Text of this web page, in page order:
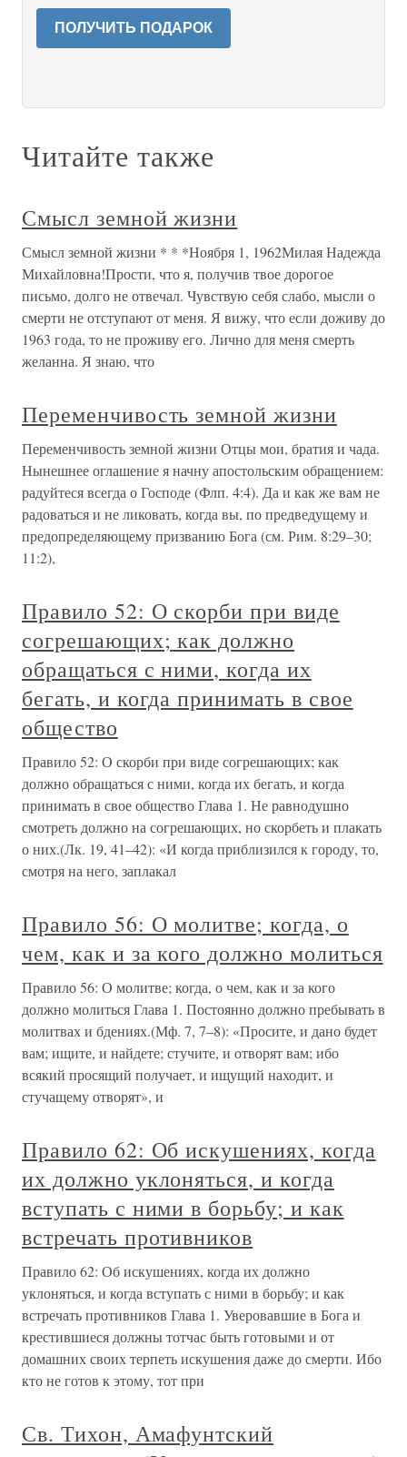
ПОЛУЧИТЬ ПОДАРОК
Читайте также
Смысл земной жизни
Смысл земной жизни * * *Ноября 1, 1962Милая Надежда
Михайловна!Прости, что я, получив твое дорогое
письмо, долго не отвечал. Чувствую себя слабо, мысли о
смерти не отступают от меня. Я вижу, что если доживу до
1963 года, то не проживу его. Лично для меня смерть
желанна. Я знаю, что
Переменчивость земной жизни
Переменчивость земной жизни Отцы мои, братия и чада.
Нынешнее оглашение я начну апостольским обращением:
радуйтеся всегда о Господе (Флп. 4:4). Да и как же вам не
радоваться и не ликовать, когда вы, по предведущему и
предопределяющему призванию Бога (см. Рим. 8:29–30;
11:2),
Правило 52: О скорби при виде
согрешающих; как должно
обращаться с ними, когда их
бегать, и когда принимать в свое
общество
Правило 52: О скорби при виде согрешающих; как
должно обращаться с ними, когда их бегать, и когда
принимать в свое общество Глава 1. Не равнодушно
смотреть должно на согрешающих, но скорбеть и плакать
о них.(Лк. 19, 41–42): «И когда приблизился к городу, то,
смотря на него, заплакал
Правило 56: О молитве; когда, о
чем, как и за кого должно молиться
Правило 56: О молитве; когда, о чем, как и за кого
должно молиться Глава 1. Постоянно должно пребывать в
молитвах и бдениях.(Мф. 7, 7–8): «Просите, и дано будет
вам; ищите, и найдете; стучите, и отворят вам; ибо
всякий просящий получает, и ищущий находит, и
стучащему отворят», и
Правило 62: Об искушениях, когда
их должно уклоняться, и когда
вступать с ними в борьбу; и как
встречать противников
Правило 62: Об искушениях, когда их должно
уклоняться, и когда вступать с ними в борьбу; и как
встречать противников Глава 1. Уверовавшие в Бога и
крестившиеся должны тотчас быть готовыми и от
домашних своих терпеть искушения даже до смерти. Ибо
кто не готов к этому, тот при
Св. Тихон, Амафунтский